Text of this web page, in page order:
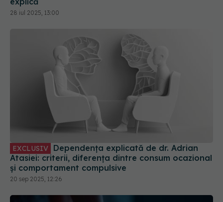
28 iul 2025, 13:00
EXCLUSIV
Atasiei: criterii, diferența dintre consum ocazional
și comportament compulsive
20 sep 2025, 12:26